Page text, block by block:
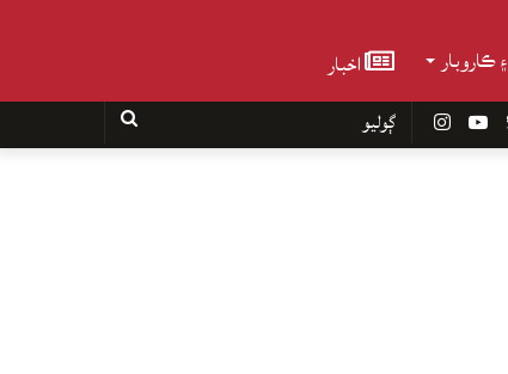
ڪاروبار اخبار
InstagramYouTube Twitter